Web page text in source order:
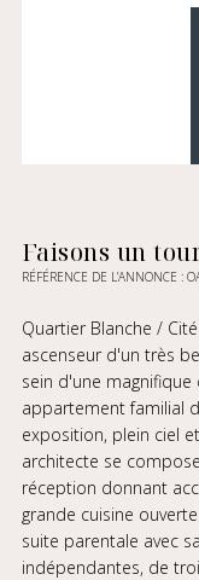
Faisons un
RÉFÉRENCE DE L’ANNONCE :
Quartier Blanche /
ascenseur d'un très
sein d'une
appartement familial
exposition, plein ciel
architecte se
réception donnant
grande cuisine
suite parentale avec
indépendantes, de